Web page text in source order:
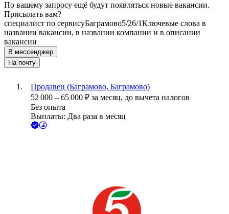
По вашему запросу ещё будут появляться новые вакансии.
Присылать вам?
специалист по сервисуБаграмово5/26/1Ключевые слова в
названии вакансии, в названии компании и в описании
вакансии
В мессенджер
На почту
Продавец (Баграмово, Баграмово)
52 000 – 65 000 ₽ за месяц, до вычета налогов
Без опыта
Выплаты: Два раза в месяц